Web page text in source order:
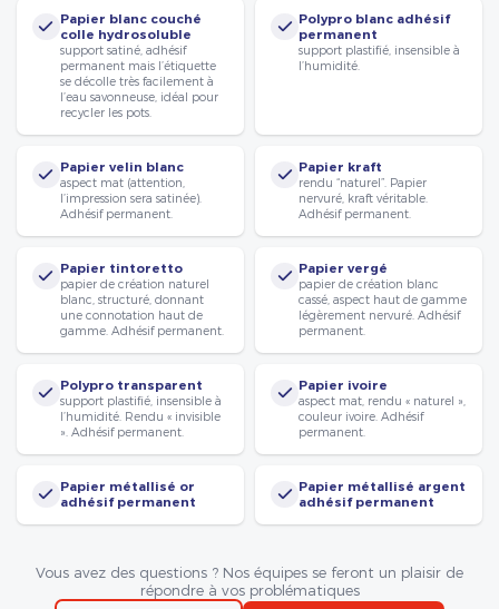
Papier blanc couché
colle hydrosoluble
support satiné, adhésif
permanent mais l’étiquette
se décolle très facilement à
l’eau savonneuse, idéal pour
recycler les pots.
Polypro blanc adhésif
permanent
support plastifié, insensible à
l’humidité.
Papier velin blanc
aspect mat (attention,
l’impression sera satinée).
Adhésif permanent.
Papier kraft
rendu “naturel”. Papier
nervuré, kraft véritable.
Adhésif permanent.
Papier tintoretto
papier de création naturel
blanc, structuré, donnant
une connotation haut de
gamme. Adhésif permanent.
Papier vergé
papier de création blanc
cassé, aspect haut de gamme
légèrement nervuré. Adhésif
permanent.
Polypro transparent
support plastifié, insensible à
l’humidité. Rendu « invisible
». Adhésif permanent.
Papier ivoire
aspect mat, rendu « naturel »,
couleur ivoire. Adhésif
permanent.
Papier métallisé or
adhésif permanent
Papier métallisé argent
adhésif permanent
Vous avez des questions ? Nos équipes se feront un plaisir de
répondre à vos problématiques